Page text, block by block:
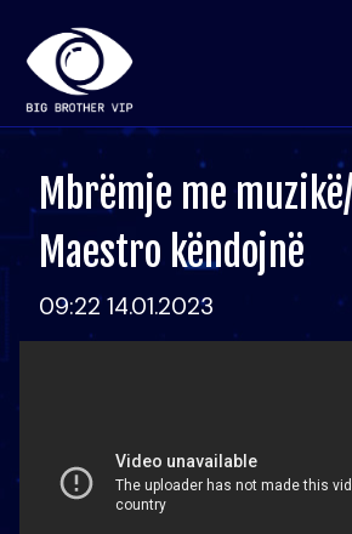
Mbrëmje me
Maestro këndojnë
09:22 14.01.2023